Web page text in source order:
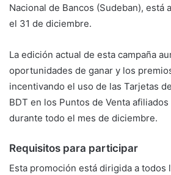
Nacional de Bancos (Sudeban), está
el 31 de diciembre.
La edición actual de esta campaña
oportunidades de ganar y los
incentivando el uso de las Tarjetas
BDT en los Puntos de Venta
durante todo el mes de diciembre.
Requisitos para participar
Esta promoción está dirigida a todos